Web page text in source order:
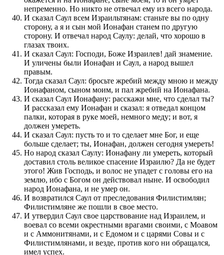
непременно. Но никто не отвечал ему из всего народа.
И сказал Саул всем Израильтянам: станьте вы по одну
сторону, а я и сын мой Ионафан станем по другую
сторону. И отвечал народ Саулу: делай, что хорошо в
глазах твоих.
И сказал Саул: Господи, Боже Израилев! дай знамение.
И уличены были Ионафан и Саул, а народ вышел
правым.
Тогда сказал Саул: бросьте жребий между мною и между
Ионафаном, сыном моим, и пал жребий на Ионафана.
И сказал Саул Ионафану: расскажи мне, что сделал ты?
И рассказал ему Ионафан и сказал: я отведал концом
палки, которая в руке моей, немного меду; и вот, я
должен умереть.
И сказал Саул: пусть то и то сделает мне Бог, и еще
больше сделает; ты, Ионафан, должен сегодня умереть!
Но народ сказал Саулу: Ионафану ли умереть, который
доставил столь великое спасение Израилю? Да не будет
этого! Жив Господь, и волос не упадет с головы его на
землю, ибо с Богом он действовал ныне. И освободил
народ Ионафана, и не умер он.
И возвратился Саул от преследования Филистимлян;
Филистимляне же пошли в свое место.
И утвердил Саул свое царствование над Израилем, и
воевал со всеми окрестными врагами своими, с Моавом
и с Аммонитянами, и с Едомом и с царями Совы и с
Филистимлянами, и везде, против кого ни обращался,
имел успех.